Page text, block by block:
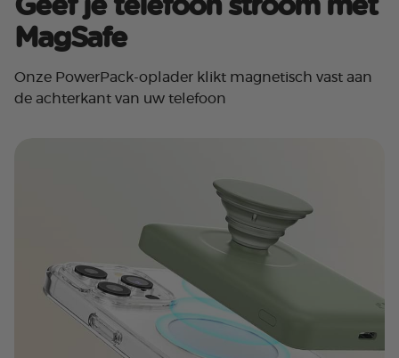
MagSafe
Onze PowerPack-oplader klikt magnetisch vast aan
de achterkant van uw telefoon